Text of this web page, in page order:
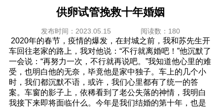
新闻资讯
走进坤和
联系我们
供卵试管挽救十年婚姻
发布时间：2023.05.15 阅读数：180
2020年的春节，疫情的爆发，在封城之前，我和苏先生开
车回往老家的路上，我对他说：“不行就离婚吧！”他沉默了
一会说：“再努力一次，不行就再说吧。”我知道他心里的难
受，也明白他的无奈，毕竟他是家中独子。车上的几个小
时，我们都沉默不语，或许，我们心里都有了统一的答
案。车窗的影子上，依稀看到了老公失落的神情，我明白
我接下来即将面临什么。今年是我们结婚的第十年，也是